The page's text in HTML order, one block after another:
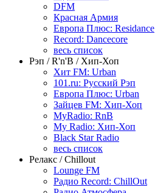
DFM
Красная Армия
Европа Плюс: Residance
Record: Dancecore
весь список
Рэп / R'n'B / Хип-Хоп
Хит FM: Urban
101.ru: Русский Рэп
Европа Плюс: Urban
Зайцев FM: Хип-Хоп
MyRadio: RnB
My Radio: Хип-Хоп
Black Star Radio
весь список
Релакс / Chillout
Lounge FM
Радио Record: ChillOut